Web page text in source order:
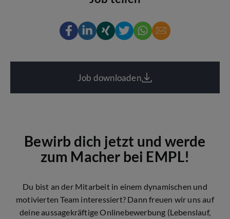
Job downloaden
Bewirb dich jetzt und werde
zum Macher bei EMPL!
Du bist an der Mitarbeit in einem dynamischen und
motivierten Team interessiert? Dann freuen wir uns auf
deine aussagekräftige Onlinebewerbung (Lebenslauf,